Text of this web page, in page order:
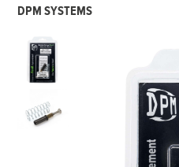
DPM SYSTEMS